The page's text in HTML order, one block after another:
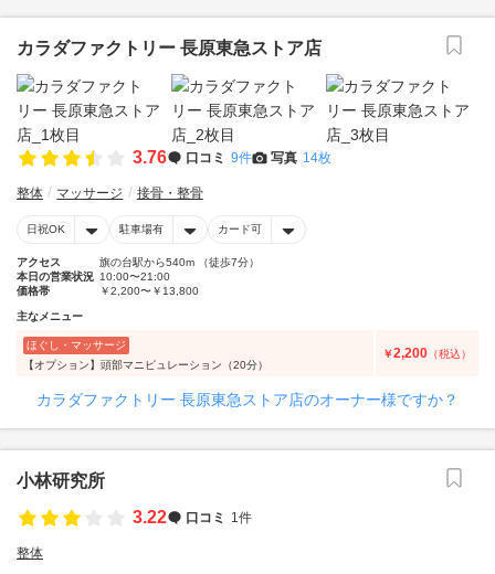
カラダファクトリー 長原東急ストア店
3.76 口コミ 9件 写真 14枚
整体 マッサージ 接骨・整骨
日祝OK 駐車場有 カード可
アクセス
旗の台駅から540m （徒歩7分）
本日の営業状況 10:00〜21:00
価格帯
￥2,200〜￥13,800
主なメニュー
ほぐし・マッサージ
【オプション】頭部マニピュレーション（20分）
￥2,200 （税込）
カラダファクトリー 長原東急ストア店のオーナー様ですか？
小林研究所
3.22
口コミ 1件
整体